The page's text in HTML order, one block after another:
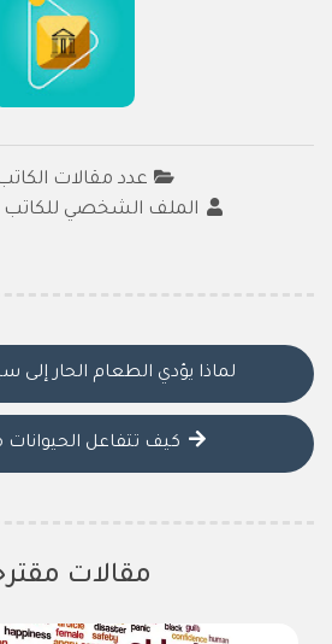
عدد مقالات الكاتب :
الملف الشخصي للكاتب
لماذا يؤدي الطعام الحار إلى
كيف تتفاعل
مقالات